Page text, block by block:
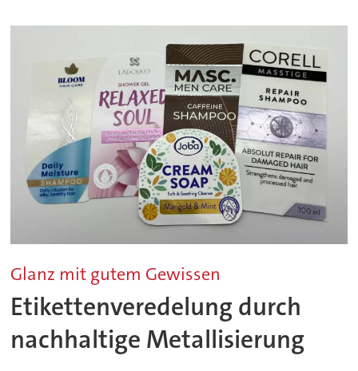
Glanz mit gutem Gewissen
Etikettenveredelung durch
nachhaltige Metallisierung